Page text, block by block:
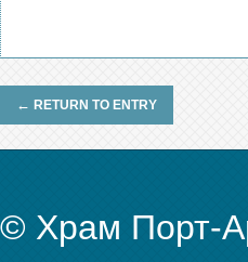
← RETURN TO ENTRY
© Храм Порт-